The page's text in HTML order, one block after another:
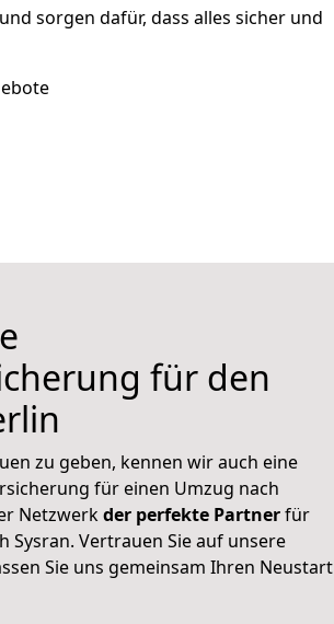
sorgen dafür, dass alles sicher und
für den
zu geben, kennen wir auch eine
für einen Umzug nach
Netzwerkder perfekte Partnerfür
Sysran. Vertrauen Sie auf unsere
Sie uns gemeinsam Ihren Neustart